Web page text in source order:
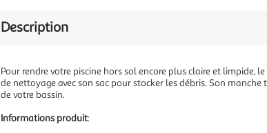
Description
Pour rendre votre piscine hors sol encore plus claire et limpide,
de nettoyage avec son sac pour stocker les débris. Son
de votre bassin.
Informations produit: